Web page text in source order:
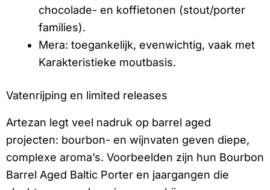
chocolade- en koffietonen (stout/porter
families).
Mera: toegankelijk, evenwichtig, vaak met
Karakteristieke moutbasis.
Vatenrijping en limited releases
Artezan legt veel nadruk op barrel aged
projecten: bourbon- en wijnvaten geven diepe,
complexe aroma’s. Voorbeelden zijn hun Bourbon
Barrel Aged Baltic Porter en jaargangen die